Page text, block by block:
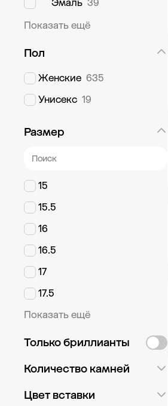
Эмаль 39
Показать ещё
Пол
Женские 635
Унисекс 19
Размер
15
15.5
16
16.5
17
17.5
Показать ещё
Только бриллианты
Количество камней
Россыпь 565
Цвет вставки